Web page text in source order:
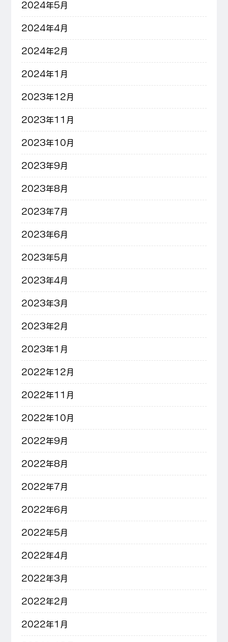
2024年5月
2024年4月
2024年2月
2024年1月
2023年12月
2023年11月
2023年10月
2023年9月
2023年8月
2023年7月
2023年6月
2023年5月
2023年4月
2023年3月
2023年2月
2023年1月
2022年12月
2022年11月
2022年10月
2022年9月
2022年8月
2022年7月
2022年6月
2022年5月
2022年4月
2022年3月
2022年2月
2022年1月